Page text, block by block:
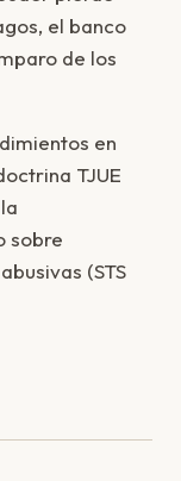
el banco
de los
en
TJUE
sobre
(STS